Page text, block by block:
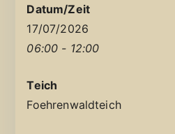
Datum/Zeit
17/07/2026
06:00 - 12:00
Teich
Foehrenwaldteich